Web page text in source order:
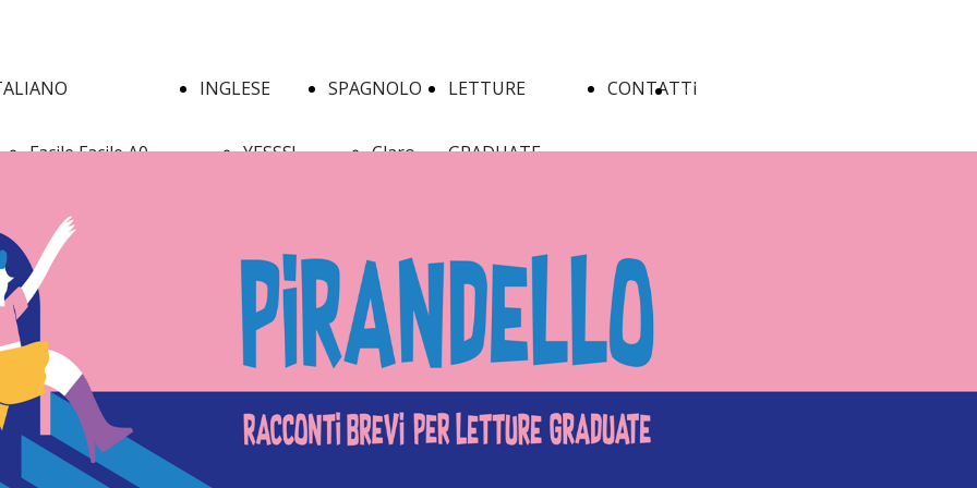
Facile Facile A0
Facile Facile A1
Facile Facile A2
Facile Facile B1
Facile Facile Ec
Facile Facile Test
INGLESE
YESSS!
YESSS!
A1/A2
- Quiz
SPAGNOLO
Claro
calor!
¡Qué
calor!
LETTURE
GRADUATE
A1/A2
Pirandello
B1/B2
CONTATTIACQUISTA